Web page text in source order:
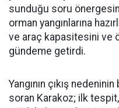
sunduğu soru
orman yangınlarına
ve araç kapasitesini ve
gündeme getirdi.
Yangının çıkış
soran Karakoz; ilk